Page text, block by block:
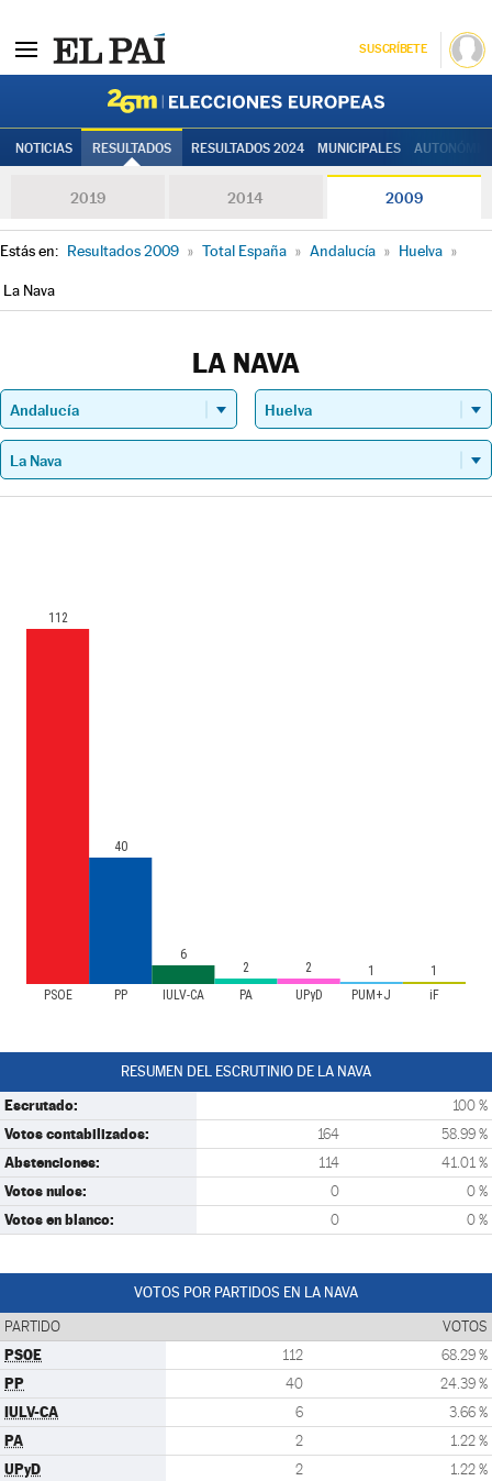
SUSCRÍBETE
NOTICIAS RESULTADOS RESULTADOS 2024 MUNICIPALES
2019 2014 2009
Estás en: Resultados 2009 » Total España » Andalucía » Huelva »
La Nava
LA NAVA
PSOE PP IULV-CA PA UPyD PUM+J iF
112
40
6
2
2 1 1
RESUMEN DEL ESCRUTINIO DE LA NAVA
Escrutado: 100 %
Votos contabilizados: 164 58.99 %
Abstenciones: 114 41.01 %
Votos nulos: 0 0 %
Votos en blanco: 0 0 %
VOTOS POR PARTIDOS EN LA NAVA
PARTIDO VOTOS
PSOE 112 68.29 %
PP 40 24.39 %
IULV-CA 6 3.66 %
PA 2 1.22 %
UPyD 2 1.22 %